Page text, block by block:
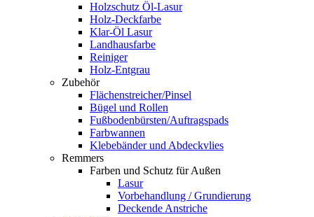
Holzschutz Öl-Lasur
Holz-Deckfarbe
Klar-Öl Lasur
Landhausfarbe
Reiniger
Holz-Entgrau
Zubehör
Flächenstreicher/Pinsel
Bügel und Rollen
Fußbodenbürsten/Auftragspads
Farbwannen
Klebebänder und Abdeckvlies
Remmers
Farben und Schutz für Außen
Lasur
Vorbehandlung / Grundierung
Deckende Anstriche